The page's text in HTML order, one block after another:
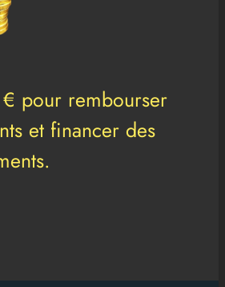
€ pour rembourser
et financer des